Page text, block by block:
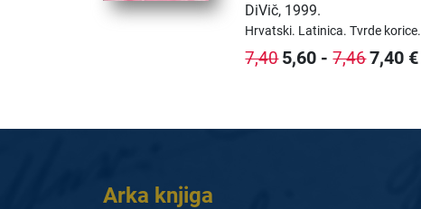
DiVič, 1999.
Hrvatski. Latinica.Tvrde korice.
7,405,60 -7,467,40 €
Arka knjiga